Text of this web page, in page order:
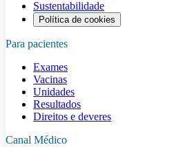
Sustentabilidade
Política de cookies
Para pacientes
Exames
Vacinas
Unidades
Resultados
Direitos e deveres
Canal Médico